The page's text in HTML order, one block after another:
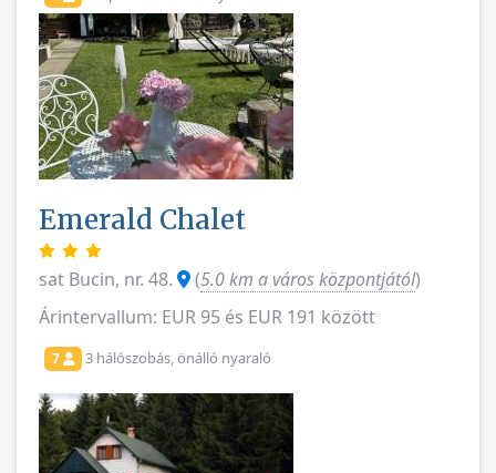
Emerald Chalet
sat Bucin, nr. 48. (5.0 km a város központjától)
Árintervallum: EUR 95 és EUR 191 között
7 3 hálószobás, önálló nyaraló